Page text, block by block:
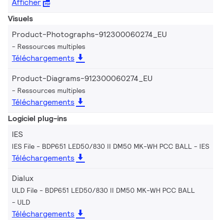
Afficher
Visuels
Product-Photographs-912300060274_EU
Ressources multiples
Téléchargements
Product-Diagrams-912300060274_EU
Ressources multiples
Téléchargements
Logiciel plug-ins
IES
IES File - BDP651 LED50/830 II DM50 MK-WH PCC BALL IES
Téléchargements
Dialux
ULD File - BDP651 LED50/830 II DM50 MK-WH PCC BALL
ULD
Téléchargements